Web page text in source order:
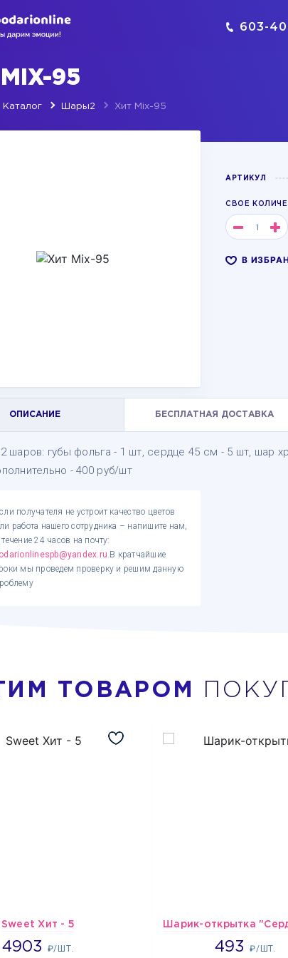
603-
95
Каталог Шары2 Хит Mix-95
АРТИКУЛ
СВОЕ
В
ОПИСАНИЕ БЕСПЛАТНАЯ ДОСТАВКА
шаров: губы фольга - 1 шт, сердце 45 см - 5 шт, шар
- 400 руб/шт
получателя не устроит качество цветов
работа нашего сотрудника – напишите нам,
течение 24 часов на почту:
.В кратчайшие
мы проведем проверку и решим данную
ТОВАРОМ
Sweet Хит - 5
4903 ₽/ШТ.
4903
493₽/ШТ.